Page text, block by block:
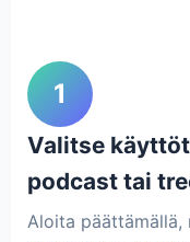
1
Valitse
podcast tai
Aloita päättämällä,